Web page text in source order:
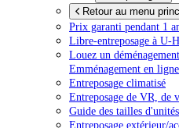
Retour au menu
Prix garanti pendant 1
Libre-entreposage à U-
Louez un
Emménagement en
Entreposage climatisé
Entreposage de VR, de
Guide des tailles
Entreposage extérieur/